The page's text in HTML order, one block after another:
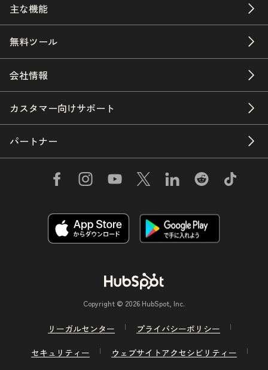
主な機能
無料ツール
会社情報
カスタマー向けサポート
パートナー
Copyright © 2026 HubSpot, Inc.
リーガルセンター
プライバシーポリシー
セキュリティー
ウェブサイトアクセシビリティー